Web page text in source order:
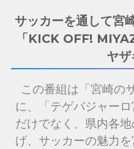
サッカーを通して宮
「KICK OFF!
ヤザ
この番組は「宮崎の
に、「テゲバジャー
だけでなく、県内各
げ、サッカーの魅力